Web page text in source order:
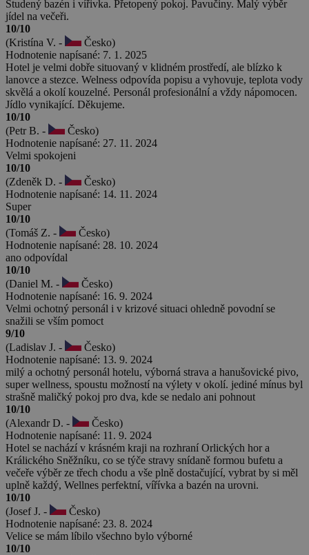
Studený bazén i vířivka. Přetopený pokoj. Pavučiny. Malý výběr
jídel na večeři.
10/10
(Kristína V. -
Česko)
Hodnotenie napísané: 7. 1. 2025
Hotel je velmi dobře situovaný v klidném prostředí, ale blízko k
lanovce a stezce. Welness odpovída popisu a vyhovuje, teplota vody
skvělá a okolí kouzelné. Personál profesionální a vždy nápomocen.
Jídlo vynikající. Děkujeme.
10/10
(Petr B. -
Česko)
Hodnotenie napísané: 27. 11. 2024
Velmi spokojeni
10/10
(Zdeněk D. -
Česko)
Hodnotenie napísané: 14. 11. 2024
Super
10/10
(Tomáš Z. -
Česko)
Hodnotenie napísané: 28. 10. 2024
ano odpovídal
10/10
(Daniel M. -
Česko)
Hodnotenie napísané: 16. 9. 2024
Velmi ochotný personál i v krizové situaci ohledně povodní se
snažili se vším pomoct
9/10
(Ladislav J. -
Česko)
Hodnotenie napísané: 13. 9. 2024
milý a ochotný personál hotelu, výborná strava a hanušovické pivo,
super wellness, spoustu možností na výlety v okolí. jediné mínus byl
strašně maličký pokoj pro dva, kde se nedalo ani pohnout
10/10
(Alexandr D. -
Česko)
Hodnotenie napísané: 11. 9. 2024
Hotel se nachází v krásném kraji na rozhraní Orlických hor a
Králického Sněžníku, co se týče stravy snídaně formou bufetu a
večeře výběr ze třech chodu a vše plně dostačující, vybrat by si měl
uplně každý, Wellnes perfektní, vířívka a bazén na urovni.
10/10
(Josef J. -
Česko)
Hodnotenie napísané: 23. 8. 2024
Velice se mám líbilo všechno bylo výborné
10/10